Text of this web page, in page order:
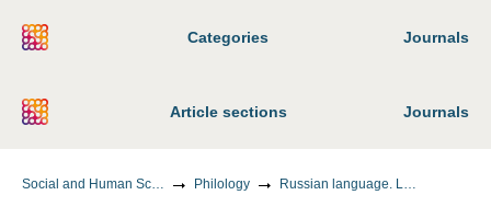
Categories Journals
Article sections Journals
Social and Human Sciences Philology Russian language. Languages of the peoples of Russia